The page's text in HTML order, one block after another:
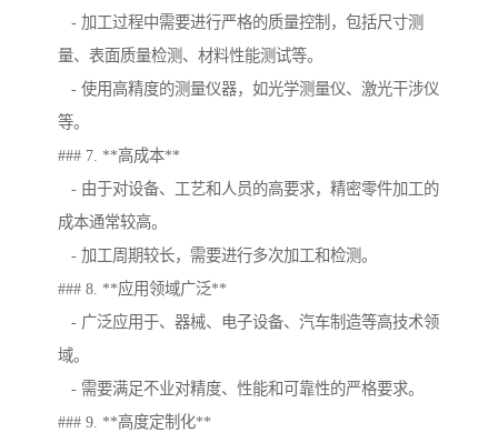
- 加工过程中需要进行严格的质量控制，包括尺寸测
量、表面质量检测、材料性能测试等。
- 使用高精度的测量仪器，如光学测量仪、激光干涉仪
等。
### 7. **高成本**
- 由于对设备、工艺和人员的高要求，精密零件加工的
成本通常较高。
- 加工周期较长，需要进行多次加工和检测。
### 8. **应用领域广泛**
- 广泛应用于、器械、电子设备、汽车制造等高技术领
域。
- 需要满足不业对精度、性能和可靠性的严格要求。
### 9. **高度定制化**